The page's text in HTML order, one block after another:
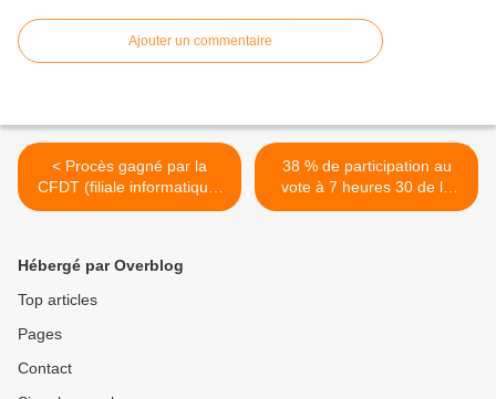
Ajouter un commentaire
< Procès gagné par la
CFDT (filiale informatique)
sur les bonus cadres.
38 % de participation au
vote à 7 heures 30 de la
clôture. >
Hébergé par Overblog
Top articles
Pages
Contact